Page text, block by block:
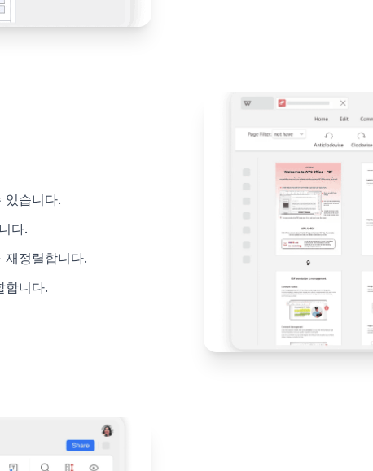
있습니다.
다.
정렬합니다.
합니다.